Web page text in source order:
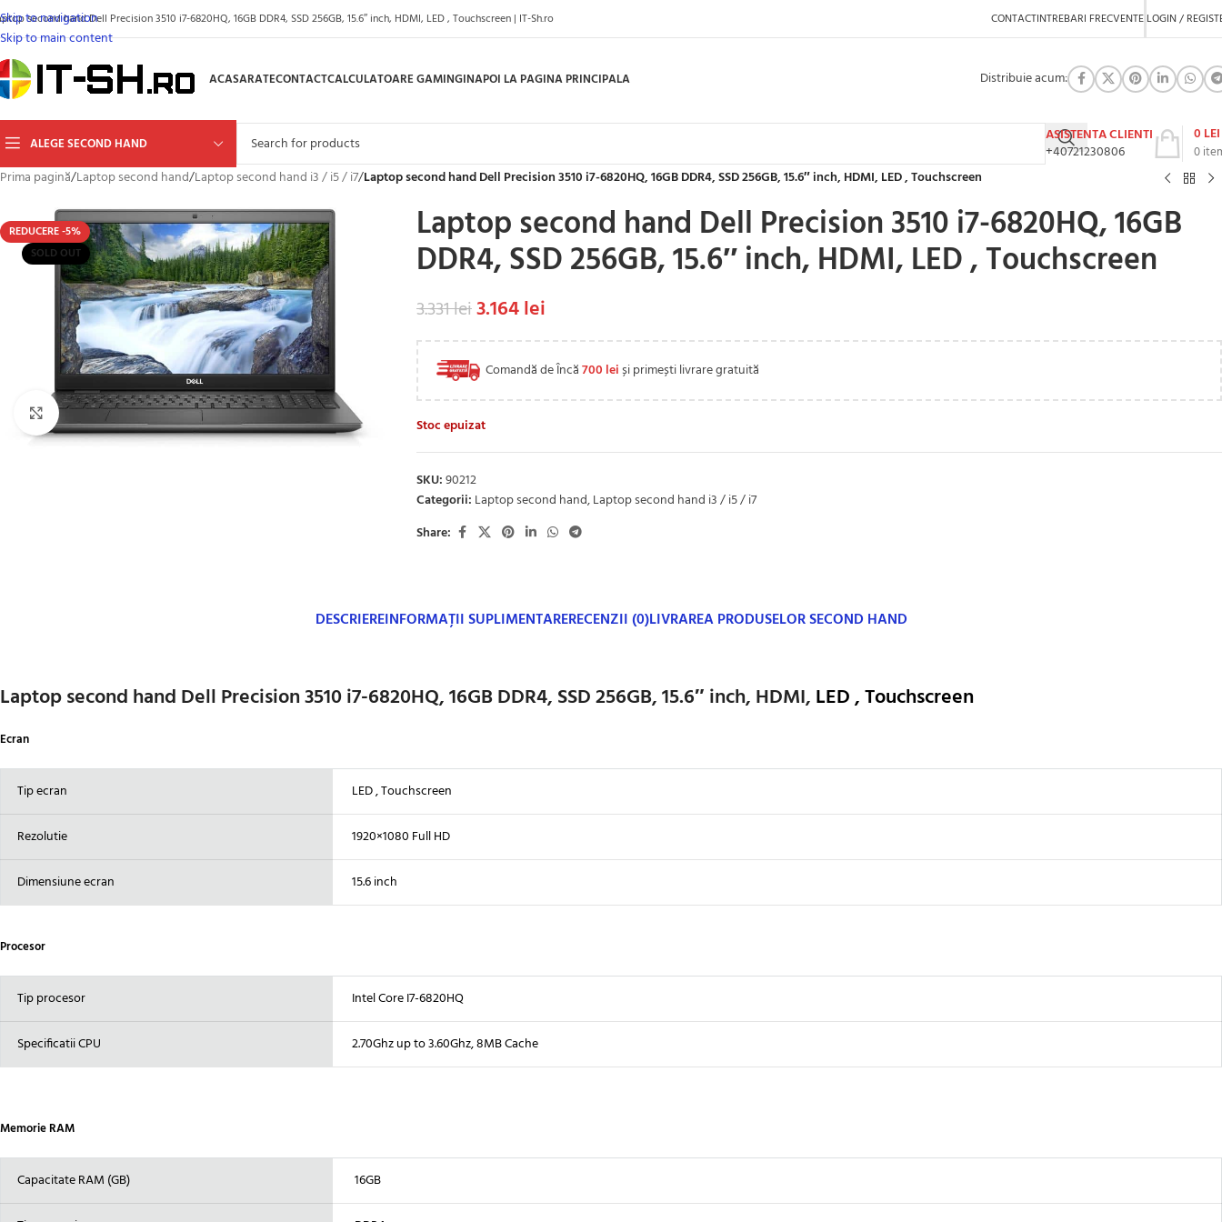
Skip to navigation
Skip to main content
second hand Dell Precision 3510 i7-6820HQ, 16GB DDR4, SSD 256GB, 15.6″ inch, HDMI, LED , Touchscreen | IT-Sh.ro CONTACTINTREBARI FRECVENTE LOGIN /
ACASARATECONTACTCALCULATOARE GAMINGINAPOI LA PAGINA PRINCIPALA Distribuie acum:
ALEGE SECOND HAND
ASISTENTA CLIENTI
+40721230806
0
0 LEI
Prima pagină/Laptop second hand/Laptop second hand i3 / i5 / i7/Laptop second hand Dell Precision 3510 i7-6820HQ, 16GB DDR4, SSD 256GB, 15.6″ inch, HDMI, LED , Touchscreen
REDUCERE -5%
SOLD OUT
Click to enlarge
Laptop second hand Dell Precision 3510 i7-6820HQ, 16GB
DDR4, SSD 256GB, 15.6″ inch, HDMI, LED , Touchscreen
3.331lei3.164lei
Comandă de Încă700 leiși primești livrare gratuită
Stoc epuizat
SKU:90212
Categorii: Laptop second hand,Laptop second hand i3 / i5 / i7
Share:
DESCRIEREINFORMAȚII SUPLIMENTARERECENZII (0)LIVRAREA PRODUSELOR SECOND HAND
Laptop second hand Dell Precision 3510 i7-6820HQ, 16GB DDR4, SSD 256GB, 15.6″ inch, HDMI, LED , Touchscreen
Ecran
Tip ecran LED , Touchscreen
Rezolutie 1920×1080 Full HD
Dimensiune ecran 15.6 inch
Procesor
Tip procesor Intel Core I7-6820HQ
Specificatii CPU 2.70Ghz up to 3.60Ghz, 8MB Cache
Memorie RAM
Capacitate RAM (GB) 16GB